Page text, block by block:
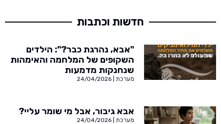
חדשות וכתבות
"אבא, נהרגת כבר?": הילדים
השקופים של המלחמה והאימהות
שנחנקות מדמעות
מערכת
אבא גיבור, אבל מי שומר עליי?
מערכת